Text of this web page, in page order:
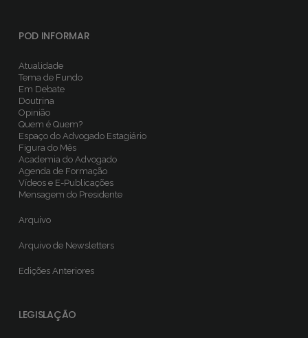
POD INFORMAR
Atualidade
Tema de Fundo
Em Debate
Doutrina
Opinião
Quem é Quem?
Espaço do Advogado Estagiário
Figura do Mês
Academia do Advogado
Agenda de Formação
Vídeos e E-Publicações
Mensagem do Presidente
Arquivo
Arquivo de Newsletters
Edições Anteriores
LEGISLAÇÃO